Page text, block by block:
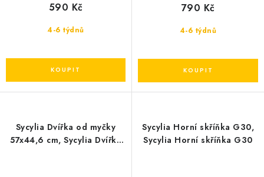
4-6 týdnů
590 Kč
4-6 týdnů
790 Kč
Sycylia Dvířka od myčky
57x44,6 cm, Sycylia Dvířka
Sycylia Horní skříňka G30,
Sycylia Horní skříňka G30